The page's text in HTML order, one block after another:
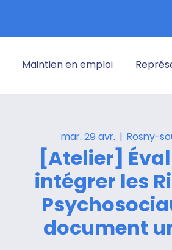
Maintien en emploi
mar. 29 avr.
  |
Rosny-
[Atelier]
intégrer les
document